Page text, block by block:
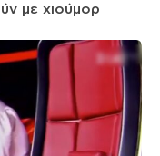
με χιούμορ